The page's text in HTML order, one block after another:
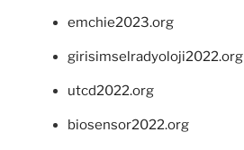
emchie2023.org
girisimselradyoloji2022.org
utcd2022.org
biosensor2022.org